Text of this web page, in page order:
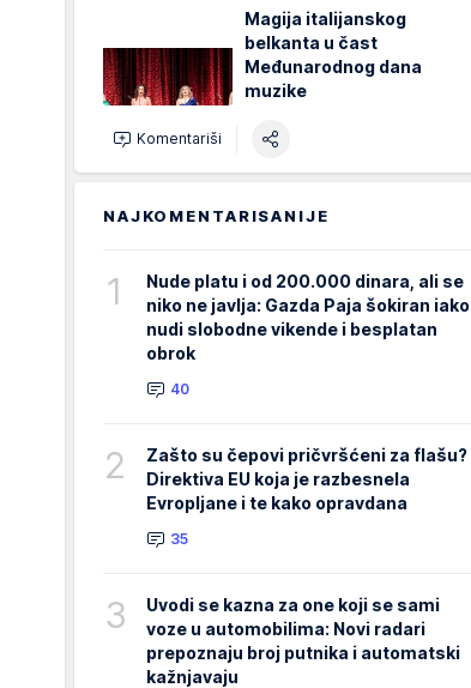
Magija italijanskog
belkanta u čast
Međunarodnog dana
muzike
Komentariši
NAJKOMENTARISANIJE
1
Nude platu i od 200.000 dinara, ali se
niko ne javlja: Gazda Paja šokiran iako
nudi slobodne vikende i besplatan
obrok
40
2
Zašto su čepovi pričvršćeni za flašu?
Direktiva EU koja je razbesnela
Evropljane i te kako opravdana
35
3
Uvodi se kazna za one koji se sami
voze u automobilima: Novi radari
prepoznaju broj putnika i automatski
kažnjavaju